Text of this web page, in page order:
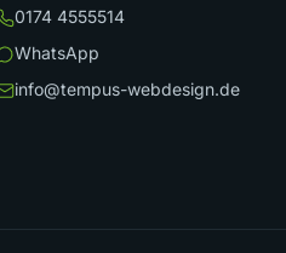
0174 4555514
WhatsApp
info@tempus-webdesign.de